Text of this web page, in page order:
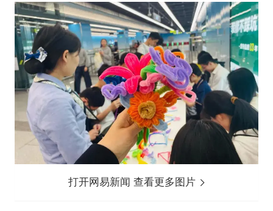
打开网易新闻 查看更多图片